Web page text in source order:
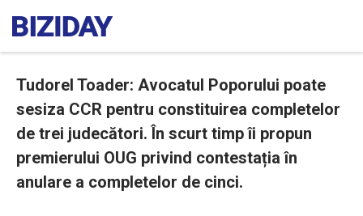
Tudorel Toader: Avocatul Poporului poate
sesiza CCR pentru constituirea completelor
de trei judecători. În scurt timp îi propun
premierului OUG privind contestația în
anulare a completelor de cinci.